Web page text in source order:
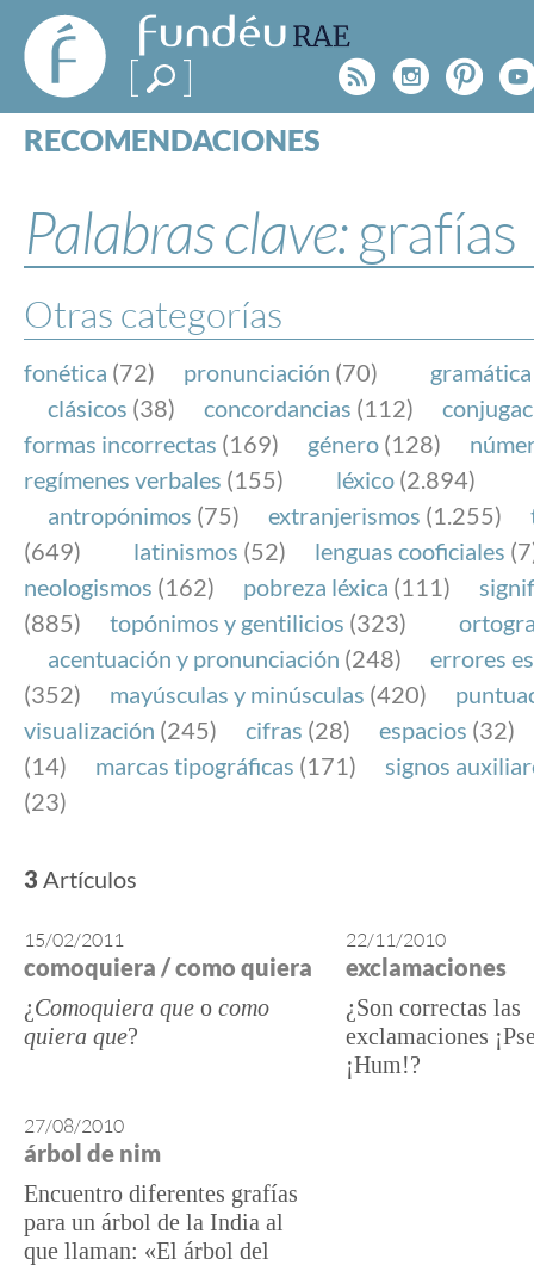
FundéuRAE
- Fundación
del Español
Urgente
Rss
RECOMENDACIONES
ESPECIALES
BLOG
NOTICIAS
SOBRE LA FUNDÉURAE
FundéuRAE es una fundación patrocinada por la
y la Real Academia Española, cuyo objetivo es
el buen uso del español en los medios de
Internet.
Palabras clave:grafías
Otras categorías
fonética (72) pronunciación (70) gramática
clásicos (38) concordancias (112)
formas incorrectas (169) género (128)
regímenes verbales (155) léxico (2.894)
antropónimos (75) extranjerismos (1.255)
(649)
latinismos (52) lenguas cooficiales
neologismos (162) pobreza léxica (111)
(885)
topónimos y gentilicios (323)
acentuación y pronunciación (248)
errores
(352)
mayúsculas y minúsculas (420)
visualización (245) cifras (28) espacios (32)
(14)
marcas tipográficas (171)
signos
(23)
3 Artículos
15/02/2011
comoquiera / como quiera
¿Comoquiera que o como
quiera que?
22/11/2010
exclamaciones
¿Son correctas las
exclamaciones
¡Hum!?
27/08/2010
árbol de nim
Encuentro diferentes grafías
para un árbol de la India al
que llaman: «El árbol del